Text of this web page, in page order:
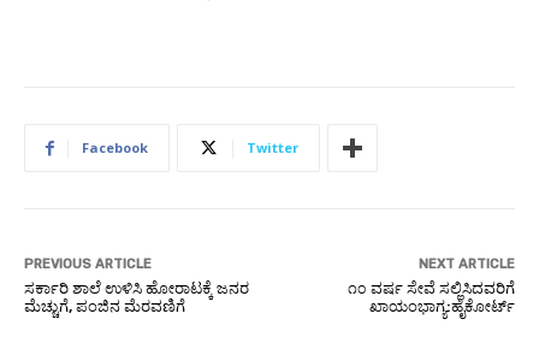
Facebook Twitter
PREVIOUS ARTICLE
ಸರ್ಕಾರಿ ಶಾಲೆ ಉಳಿಸಿ ಹೋರಾಟಕ್ಕೆ ಜನರ
ಮೆಚ್ಚುಗೆ, ಪಂಜಿನ ಮೆರವಣಿಗೆ
NEXT ARTICLE
೧೦ ವರ್ಷ ಸೇವೆ ಸಲ್ಲಿಸಿದವರಿಗೆ
ಖಾಯಂಭಾಗ್ಯ:ಹೈಕೋರ್ಟ್